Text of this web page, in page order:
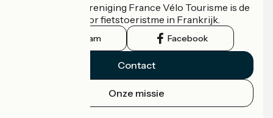
De nationale vereniging France Vélo Tourisme is de
officiële gids voor fietstoeristme in Frankrijk.
Instagram Facebook
Contact
Onze missie